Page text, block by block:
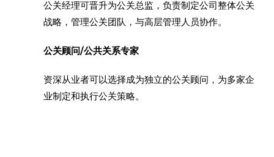
公关经理可晋升为公关总监，负责制定公司整体公关
战略，管理公关团队，与高层管理人员协作。
公关顾问/公共关系专家
资深从业者可以选择成为独立的公关顾问，为多家企
业制定和执行公关策略。